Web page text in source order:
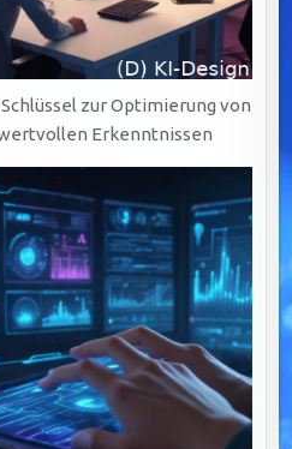
zur Optimierung von
Erkenntnissen